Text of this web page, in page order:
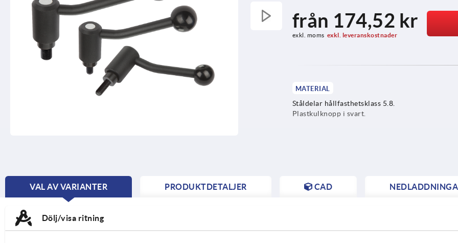
från 174,52 kr
exkl. moms exkl. leveranskostnader
MATERIAL
Ståldelar hållfasthetsklass 5.8.
Plastkulknopp i svart.
VAL AV VARIANTER
CURRENT
PRODUKTDETALJER CAD
Dölj/visa ritning